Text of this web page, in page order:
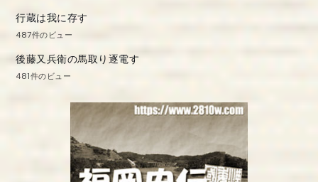
行蔵は我に存す
487件のビュー
後藤又兵衛の馬取り逐電す
481件のビュー